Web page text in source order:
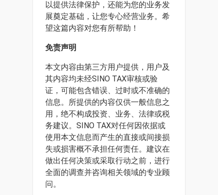
以提供法律保护，还能为您的业务发
展奠定基础，让您专心经营业务。希
望这篇内容对您有所帮助！
免责声明
本文内容由第三方用户提供，用户及
其内容均未经SINO TAX审核或验
证，可能包含错误、过时或不准确的
信息。所提供的内容仅供一般信息之
用，绝不构成投资、业务、法律或税
务建议。SINO TAX对任何因依据或
使用本文信息而产生的直接或间接损
失或损害概不承担任何责任。建议在
做出任何决策或采取行动之前，进行
全面的调查并咨询相关领域的专业顾
问。